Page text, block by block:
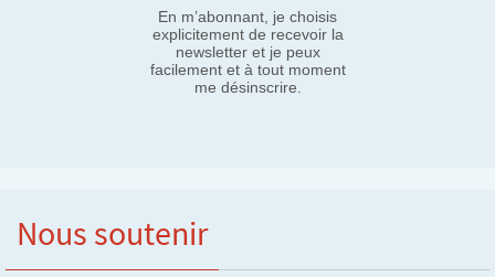
En m’abonnant, je choisis
explicitement de recevoir la
newsletter et je peux
facilement et à tout moment
me désinscrire.
Nous soutenir